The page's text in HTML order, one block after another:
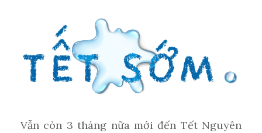
Vẫn còn 3 tháng nữa mới đến Tết Nguyên